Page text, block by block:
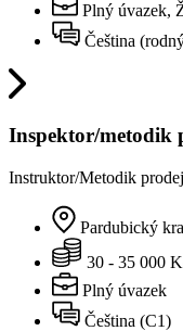
Plný úvazek,
Čeština
Inspektor/metodik
Instruktor/Metodik
Pardubický
30 - 35 000
Plný úvazek
Čeština (C1)